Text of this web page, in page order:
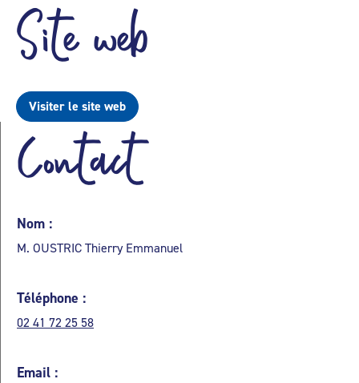
Site web
Visiter le site web
Contact
Nom :
M. OUSTRIC Thierry Emmanuel
Téléphone :
02 41 72 25 58
Email :